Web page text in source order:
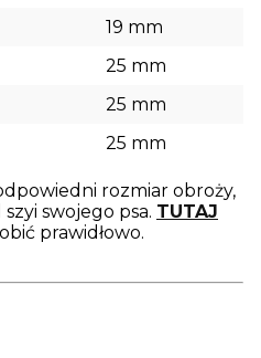
19 mm
25 mm
25 mm
25 mm
rozmiar obroży,
swojego psa. TUTAJ
prawidłowo.